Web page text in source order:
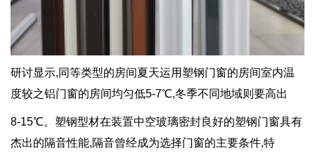
研讨显示,同等类型的房间夏天运用塑钢门窗的房间室内温
度较之铝门窗的房间均匀低5-7℃,冬季不同地域则要高出
8-15℃。塑钢型材在装置中空玻璃密封良好的塑钢门窗具有
杰出的隔音性能,隔音曾经成为选择门窗的主要条件,特